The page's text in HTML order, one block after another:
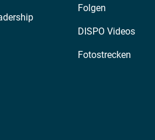
Folgen
DISPO Videos
Fotostrecken